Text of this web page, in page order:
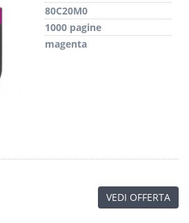
80C20M0
1000 pagine
magenta
VEDI OFFERTA